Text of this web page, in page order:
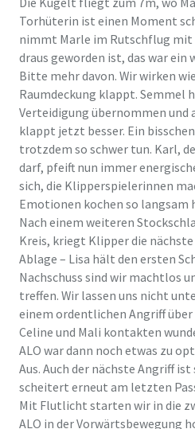
Torhüterin ist einen Moment
nimmt Marle im Rutschflug mit
draus geworden ist, das war
Bitte mehr davon. Wir wirken
Raumdeckung klappt. Semmel
Verteidigung übernommen und
klappt jetzt besser. Ein
trotzdem so schwer tun. Karl,
darf, pfeift nun immer
sich, die Klipperspielerinnen
Emotionen kochen so langsam
Nach einem weiteren
Kreis, kriegt Klipper die nächste
Ablage – Lisa hält den ersten
Nachschuss sind wir machtlos
treffen. Wir lassen uns nicht
einem ordentlichen Angriff über
Celine und Mali kontakten
ALO war dann noch etwas zu
Aus. Auch der nächste Angriff
scheitert erneut am letzten
Mit Flutlicht starten wir in die
ALO in der Vorwärtsbewegung